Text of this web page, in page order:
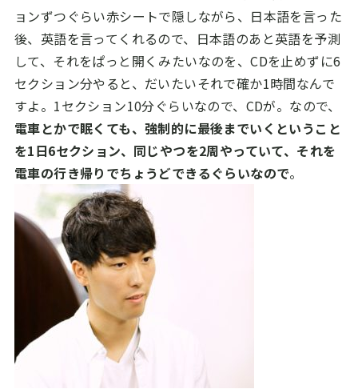
ョンずつぐらい赤シートで隠しながら、日本語を言った
後、英語を言ってくれるので、日本語のあと英語を予測
して、それをぱっと開くみたいなのを、CDを止めずに6
セクション分やると、だいたいそれで確か1時間なんで
すよ。 1セクション10分ぐらいなので、 CDが。なので、
電車とかで眠くても、強制的に最後までいくということ
を1日6セクション、同じやつを2周やっていて、それを
電車の行き帰りでちょうどできるぐらいなので。